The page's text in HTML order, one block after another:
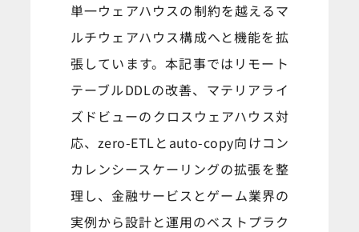
単一ウェアハウスの制約を越えるマ
ルチウェアハウス構成へと機能を拡
張しています。本記事ではリモート
テーブルDDLの改善、マテリアライ
ズドビューのクロスウェアハウス対
応、zero-ETLとauto-copy向けコン
カレンシースケーリングの拡張を整
理し、金融サービスとゲーム業界の
実例から設計と運用のベストプラク